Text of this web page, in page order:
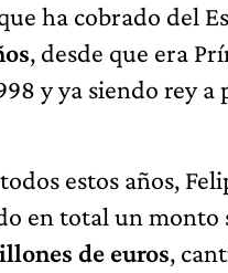
ha cobrado del
, desde que era
y ya siendo rey a
estos años,
en total un monto
de euros,